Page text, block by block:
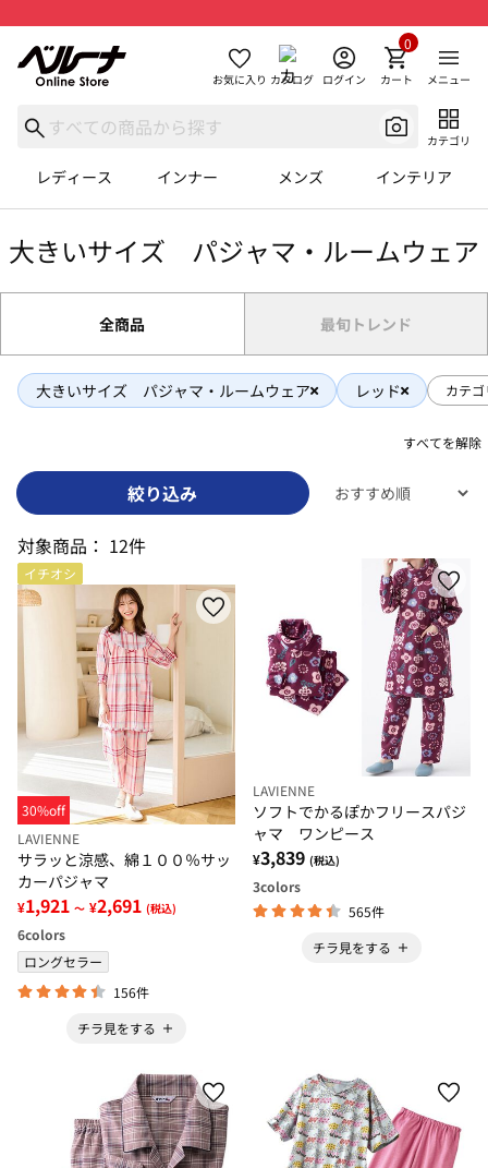
お気に入り カタログ ログイン カート
0
メニュー
カテゴリ
レディース インナー メンズ インテリア
大きいサイズ パジャマ・ルームウェア
全商品 最旬トレンド
大きいサイズ パジャマ・ルームウェア レッド カテゴ
すべてを解除
絞り込み
対象商品： 12件
イチオシ
30%off
LAVIENNE
サラッと涼感、綿１００％サッ
カーパジャマ
¥1,921 ～ ¥2,691 (税込)
6colors
ロングセラー
156件
チラ見をする
LAVIENNE
ソフトでかるぽかフリースパジ
ャマ ワンピース
¥3,839 (税込)
3colors
565件
チラ見をする